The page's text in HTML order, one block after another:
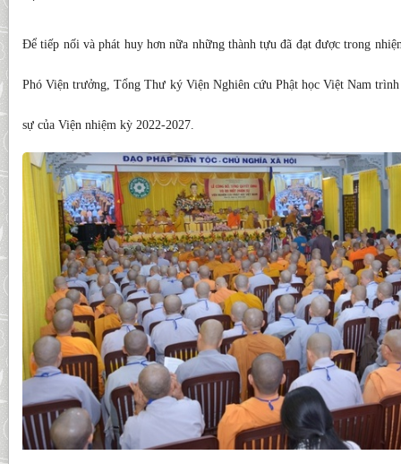
Để tiếp nối và phát huy hơn nữa những thành tựu đã đạt được trong
Phó Viện trưởng, Tổng Thư ký Viện Nghiên cứu Phật học Việt Nam
sự của Viện nhiệm kỳ 2022-2027.